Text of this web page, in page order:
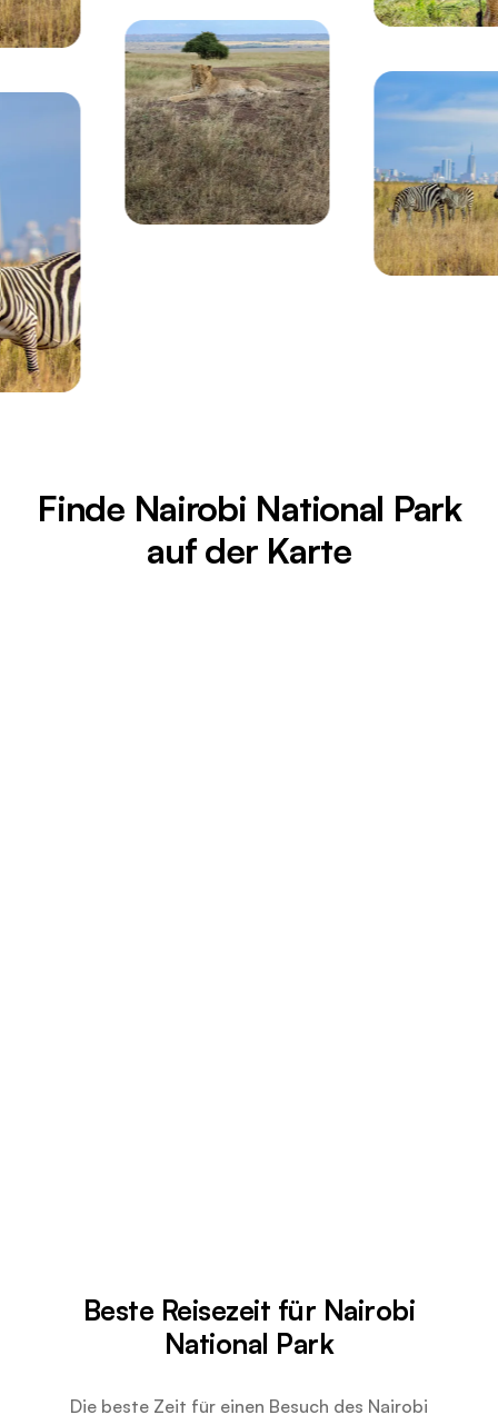
Finde Nairobi National Park
auf der Karte
Beste Reisezeit für Nairobi
National Park
Die beste Zeit für einen Besuch des Nairobi